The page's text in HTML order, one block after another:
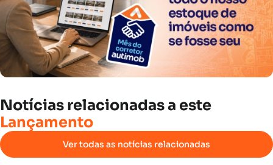
Notícias relacionadasa este
Lançamento
Ver todas as notícias relacionadas